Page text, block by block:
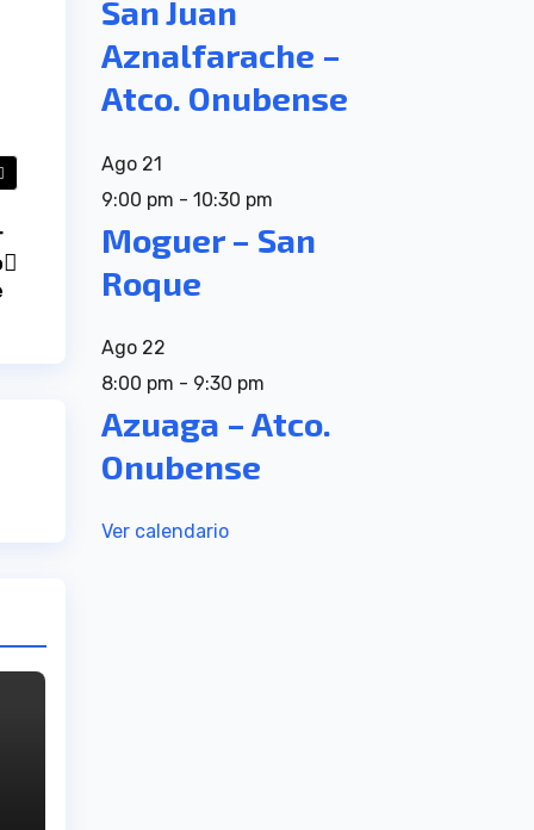
San Juan
Aznalfarache –
Atco. Onubense
Ago 21
9:00 pm - 10:30 pm
Moguer – San
Roque
Ago 22
8:00 pm - 9:30 pm
Azuaga – Atco.
Onubense
Ver calendario